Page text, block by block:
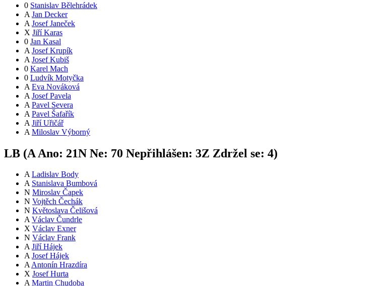
0 Stanislav Bělehrádek
A Jan Decker
A Josef Janeček
X Jiří Karas
0 Jan Kasal
A Josef Krupík
A Josef Kubiš
0 Karel Mach
0 Ludvík Motyčka
A Eva Nováková
A Josef Pavela
A Pavel Severa
A Pavel Šafařík
A Jiří Uřičář
A Miloslav Výborný
LB (A Ano: 21N Ne: 70 Nepřihlášen: 3Z Zdržel se: 4)
A Ladislav Body
A Stanislava Bumbová
N Miroslav Čapek
N Vojtěch Čechák
N Květoslava Čelišová
A Václav Čundrle
X Václav Exner
N Václav Frank
A Jiří Hájek
A Josef Hájek
AAntonín Hrazdíra
X Josef Hurta
A Martin Chudoba